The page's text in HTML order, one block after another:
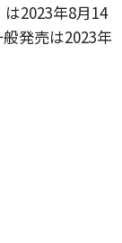
2023年8月14
発売は2023年